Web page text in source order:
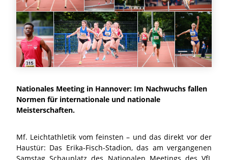
Nationales Meeting in Hannover: Im Nachwuchs fallen
Normen für internationale und nationale
Meisterschaften.
Mf. Leichtathletik vom feinsten – und das direkt vor der
Haustür: Das Erika-Fisch-Stadion, das am vergangenen
Samstag Schauplatz des Nationalen Meetings des VfL